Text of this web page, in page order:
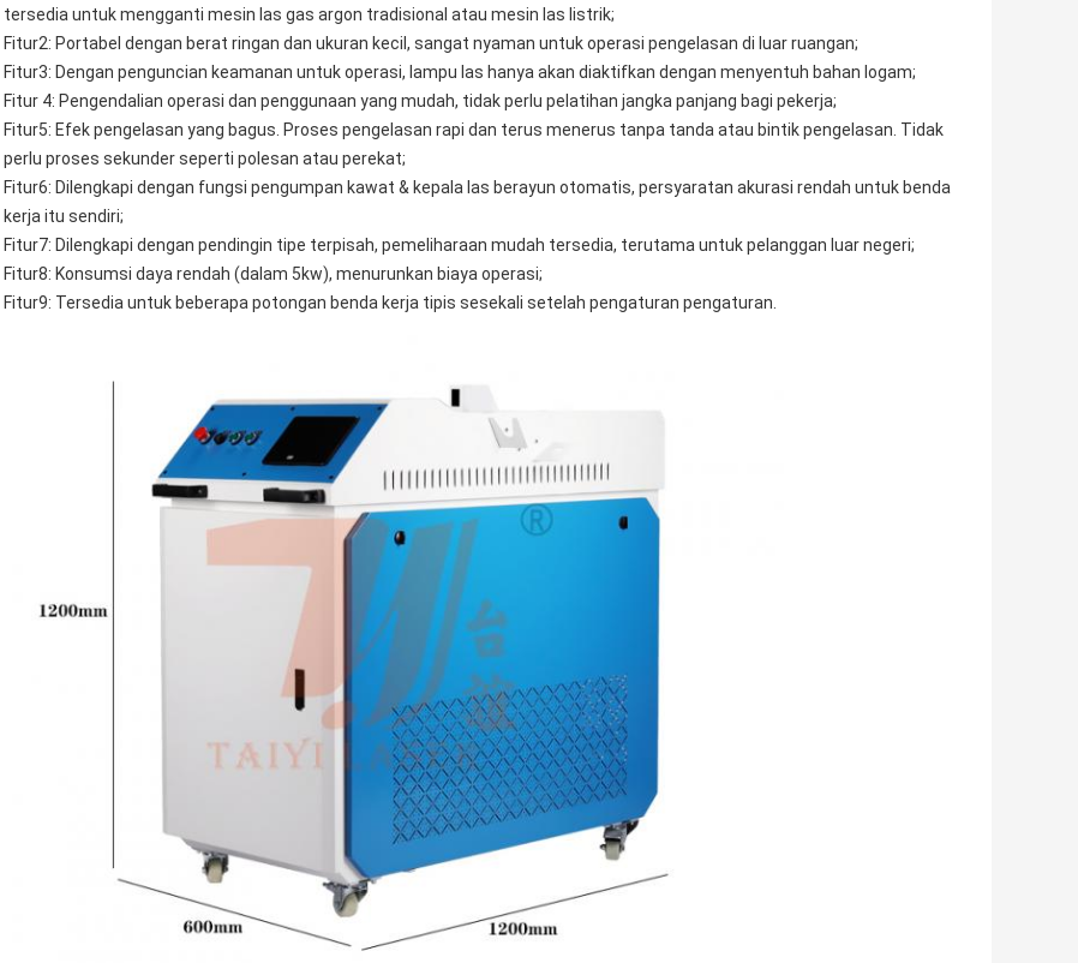
tersedia untuk mengganti mesin las gas argon tradisional atau mesin las listrik;
Fitur2: Portabel dengan berat ringan dan ukuran kecil, sangat nyaman untuk operasi pengelasan di luar ruangan;
Fitur3: Dengan penguncian keamanan untuk operasi, lampu las hanya akan diaktifkan dengan menyentuh bahan logam;
Fitur 4: Pengendalian operasi dan penggunaan yang mudah, tidak perlu pelatihan jangka panjang bagi pekerja;
Fitur5: Efek pengelasan yang bagus. Proses pengelasan rapi dan terus menerus tanpa tanda atau bintik pengelasan. Tidak
perlu proses sekunder seperti polesan atau perekat;
Fitur6: Dilengkapi dengan fungsi pengumpan kawat & kepala las berayun otomatis, persyaratan akurasi rendah untuk benda
kerja itu sendiri;
Fitur7: Dilengkapi dengan pendingin tipe terpisah, pemeliharaan mudah tersedia, terutama untuk pelanggan luar negeri;
Fitur8: Konsumsi daya rendah (dalam 5kw), menurunkan biaya operasi;
Fitur9: Tersedia untuk beberapa potongan benda kerja tipis sesekali setelah pengaturan pengaturan.